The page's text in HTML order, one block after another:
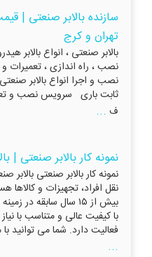
سازنده بالابر صنعتی |
تهران و کرج
بالابر صنعتی ، انواع بالابر
نصب ، راه اندازی ،
نصب و اجرا انواع بالابر
ثابت باری سرویس نصب و
ف ...
نمونه کار بالابر صنعتی |
نمونه کار بالابر صنعتی
نقل افراد، تجهیزات و
بیش از ۱۵ سال سابقه
با کیفیت عالی و متناسب با
فعالیت دارد. شما می توانید
...